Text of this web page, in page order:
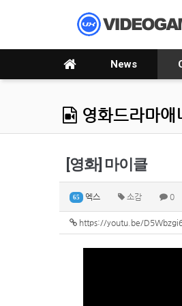
News
영화드라마애
[영화] 마이클
65 엑스 소감 0
https://youtu.be/